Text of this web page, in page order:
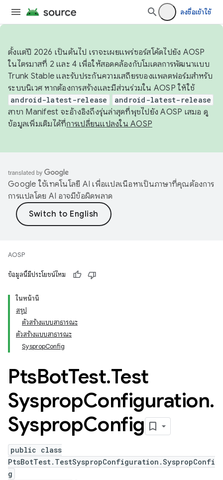
ลงชื่อเข้าใช้
ตั้งแต่ปี 2026 เป็นต้นไป เราจะเผยแพร่ซอร์สโค้ดไปยัง AOSP
ในไตรมาสที่ 2 และ 4 เพื่อให้สอดคล้องกับโมเดลการพัฒนาแบบ
Trunk Stable และรับประกันความเสถียรของแพลตฟอร์มสำหรับ
ระบบนิเวศ หากต้องการสร้างและมีส่วนร่วมใน AOSP ให้ใช้
android-latest-release android-latest-release
สาขา Manifest จะอ้างอิงถึงรุ่นล่าสุดที่พุชไปยัง AOSP เสมอ ดู
ข้อมูลเพิ่มเติมได้ที่การเปลี่ยนแปลงใน AOSP
Google ใช้เทคโนโลยี AI เพื่อแปลเนื้อหาเป็นภาษาที่คุณต้องการ
การแปลโดย AI อาจมีข้อผิดพลาด
AOSP
ข้อมูลนี้มีประโยชน์ไหม
ในหน้านี้
สรุป
ตัวสร้างแบบสาธารณะ
ตัวสร้างแบบสาธารณะ
SyspropConfig
PtsBotTest.Test
SyspropConfiguration.
SyspropConfig
public class
PtsBotTest.TestSyspropConfiguration.SyspropConfi
g